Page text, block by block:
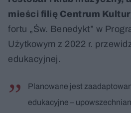
mieści filię Centrum
fortu „Św. Benedykt” w
Użytkowym z 2022 r.
edukacyjnej.
Planowane jest
edukacyjne –